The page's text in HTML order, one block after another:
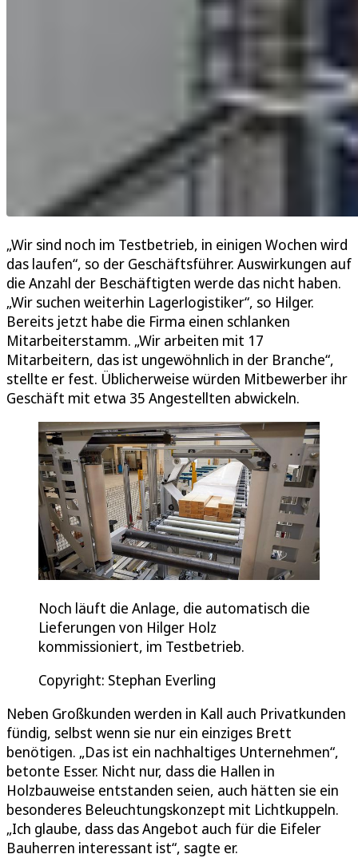
„Wir sind noch im Testbetrieb, in einigen Wochen wird
das laufen“, so der Geschäftsführer. Auswirkungen auf
die Anzahl der Beschäftigten werde das nicht haben.
„Wir suchen weiterhin Lagerlogistiker“, so Hilger.
Bereits jetzt habe die Firma einen schlanken
Mitarbeiterstamm. „Wir arbeiten mit 17
Mitarbeitern, das ist ungewöhnlich in der Branche“,
stellte er fest. Üblicherweise würden Mitbewerber ihr
Geschäft mit etwa 35 Angestellten abwickeln.
Noch läuft die Anlage, die automatisch die
Lieferungen von Hilger Holz
kommissioniert, im Testbetrieb.
Copyright: Stephan Everling
Neben Großkunden werden in Kall auch Privatkunden
fündig, selbst wenn sie nur ein einziges Brett
benötigen. „Das ist ein nachhaltiges Unternehmen“,
betonte Esser. Nicht nur, dass die Hallen in
Holzbauweise entstanden seien, auch hätten sie ein
besonderes Beleuchtungskonzept mit Lichtkuppeln.
„Ich glaube, dass das Angebot auch für die Eifeler
Bauherren interessant ist“, sagte er.